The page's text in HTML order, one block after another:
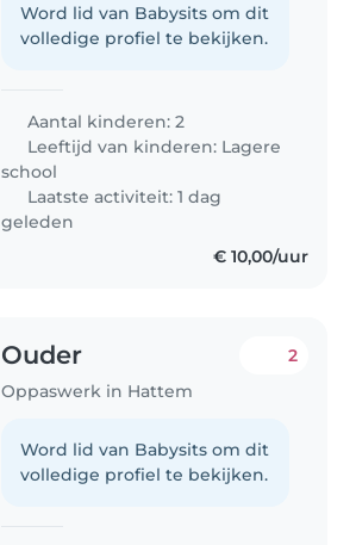
Word lid van Babysits om dit
volledige profiel te bekijken.
Aantal kinderen: 2
Leeftijd van kinderen: Lagere
school
Laatste activiteit: 1 dag
geleden
€ 10,00/uur
Ouder
Oppaswerk in Hattem
2
Word lid van Babysits om dit
volledige profiel te bekijken.